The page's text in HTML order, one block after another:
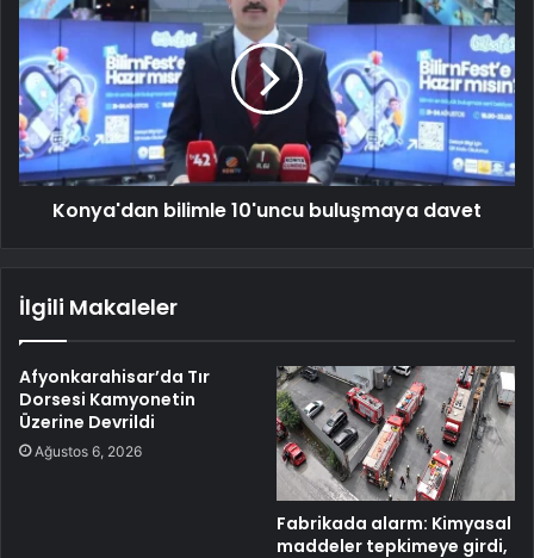
Konya'dan bilimle 10'uncu buluşmaya davet
İlgili Makaleler
Afyonkarahisar’da Tır
Dorsesi Kamyonetin
Üzerine Devrildi
Ağustos 6, 2026
Fabrikada alarm: Kimyasal
maddeler tepkimeye girdi,